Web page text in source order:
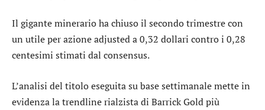
Il gigante minerario ha chiuso il secondo trimestre con
un utile per azione adjusted a 0,32 dollari contro i 0,28
centesimi stimati dal consensus.
L’analisi del titolo eseguita su base settimanale mette in
evidenza la trendline rialzista di Barrick Goldpiù